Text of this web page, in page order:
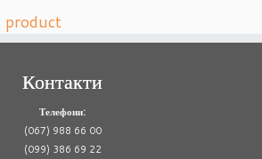
product
Контакти
Телефони:
(067) 988 66 00
(099) 386 69 22